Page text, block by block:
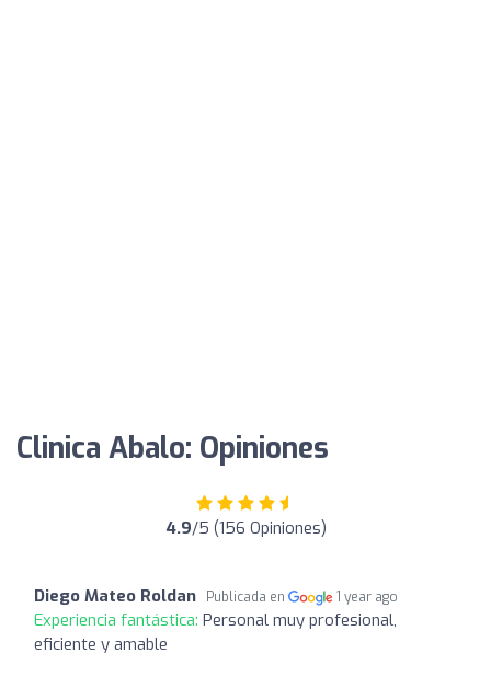
Clinica Abalo: Opiniones
4.9/5 (156 Opiniones)
Diego Mateo Roldan Publicada en 1 year ago
Experiencia fantástica: Personal muy profesional,
eficiente y amable